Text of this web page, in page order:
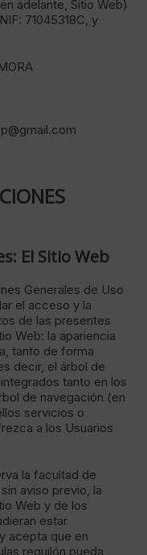
adelante, Sitio Web)
71045318C, y
El Sitio Web
Generales de Uso
el acceso y la
de las presentes
Web: la apariencia
tanto de forma
decir, el árbol de
tanto en los
de navegación (en
servicios o
a los Usuarios
la facultad de
aviso previo, la
Web y de los
estar
acepta que en
reguilón pueda